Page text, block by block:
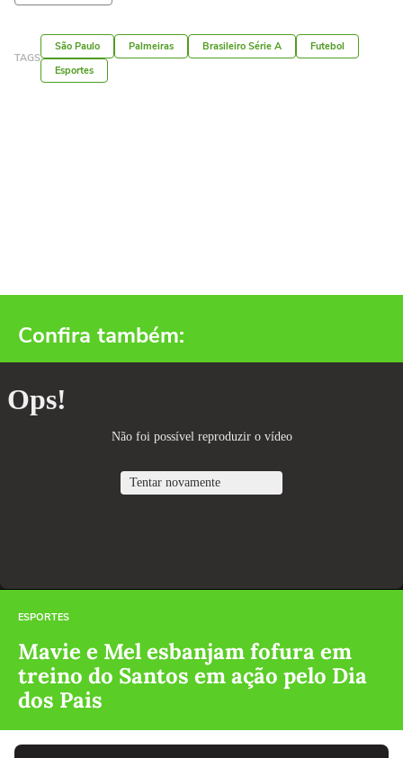
TAGS
São Paulo Palmeiras Brasileiro Série A
Futebol
Esportes
Confira também:
ESPORTES
Mavie e Mel esbanjam fofura em
treino do Santos em ação pelo Dia
dos Pais